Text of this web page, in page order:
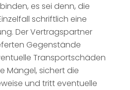
es sei denn, die
schriftlich eine
Der Vertragspartner
Gegenstände
Transportschäden
Mängel, sichert die
und tritt eventuelle